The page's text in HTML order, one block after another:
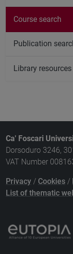
Course search
Publication
Library
Ca' Foscari
Dorsoduro 3246,
VAT Number
Privacy / Cookies /
List of thematic